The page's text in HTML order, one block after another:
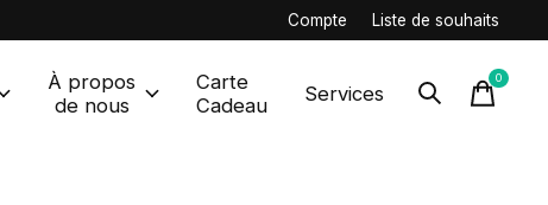
Compte Liste de souhaits
À propos
de nous
Carte
Cadeau
Services
0items